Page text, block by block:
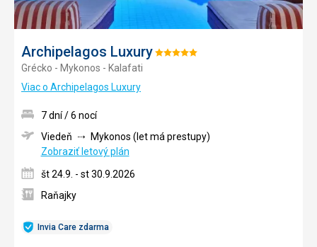
Archipelagos LuxuryHodnotenie:
Grécko - Mykonos - Kalafati
Viac o Archipelagos Luxury
Invia Care zdarma
7 dní / 6 nocí
Viedeň
Mykonos (let má prestupy)
Zobraziť letový plán
št 24.9. - st 30.9.2026
Raňajky